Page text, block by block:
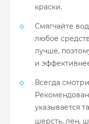
краски.
Смягчайте
любое
лучше,
и
Всегда
указывается
шерсть, лен,